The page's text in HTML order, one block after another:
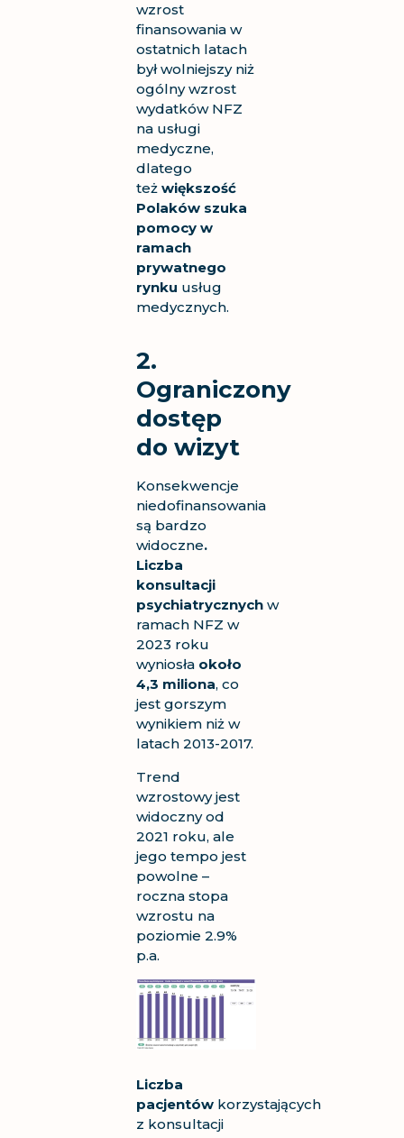
wzrost
finansowania w
ostatnich latach
był wolniejszy niż
ogólny wzrost
wydatków NFZ
na usługi
medyczne,
dlatego
też większość
Polaków szuka
pomocy w
ramach
prywatnego
rynku usług
medycznych.
2.
Ograniczony
dostęp
do wizyt
Konsekwencje
niedofinansowania
są bardzo
widoczne.
Liczba
konsultacji
psychiatrycznychw
ramach NFZ w
2023 roku
wyniosłaokoło
4,3 miliona, co
jest gorszym
wynikiem niż w
latach 2013-2017.
Trend
wzrostowy jest
widoczny od
2021 roku, ale
jego tempo jest
powolne –
roczna stopa
wzrostu na
poziomie 2.9%
p.a.
Liczba
pacjentówkorzystających
z konsultacji